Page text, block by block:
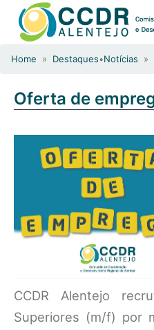
Home » Destaques•Notícias »
Oferta de
CCDR Alentejo
Superiores (m/f) por